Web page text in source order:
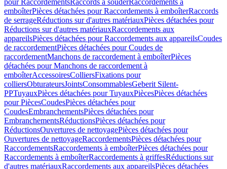
pour RaccordementsRaccords à souderRaccordements à
emboîterPièces détachées pour Raccordements à emboîterRaccords
de serrageRéductions sur d'autres matériauxPièces détachées pour
Réductions sur d'autres matériauxRaccordements aux
appareilsPièces détachées pour Raccordements aux appareilsCoudes
de raccordementPièces détachées pour Coudes de
raccordementManchons de raccordement à emboîterPièces
détachées pour Manchons de raccordement à
emboîterAccessoiresColliersFixations pour
colliersObturateursJointsConsommablesGeberit Silent-
PPTuyauxPièces détachées pour TuyauxPiècesPièces détachées
pour PiècesCoudesPièces détachées pour
CoudesEmbranchementsPièces détachées pour
EmbranchementsRéductionsPièces détachées pour
RéductionsOuvertures de nettoyagePièces détachées pour
Ouvertures de nettoyageRaccordementsPièces détachées pour
RaccordementsRaccordements à emboîterPièces détachées pour
Raccordements à emboîterRaccordements à griffesRéductions sur
d'autres matériauxRaccordements aux appareilsPièces détachées